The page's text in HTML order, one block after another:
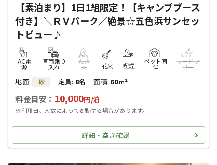
【素泊まり】1日1組限定！【キャンプブース
付き】＼ＲＶパーク／絶景☆五色浜サンセッ
トビュー♪
AC電
源
車両乗り
入れ
たき
火 花火 喫煙
ペット同
伴
リードフ
リー
地面: 砂 定員: 8名 面積: 60m²
料金目安： 10,000円/泊
※利用日、人数によって変動する場合があります。
詳細・空き確認